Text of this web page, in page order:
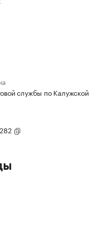
службы по Калужской